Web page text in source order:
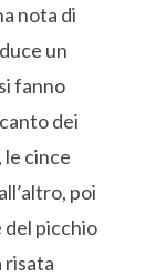
nota di
un
fanno
dei
le cince
poi
picchio
risata